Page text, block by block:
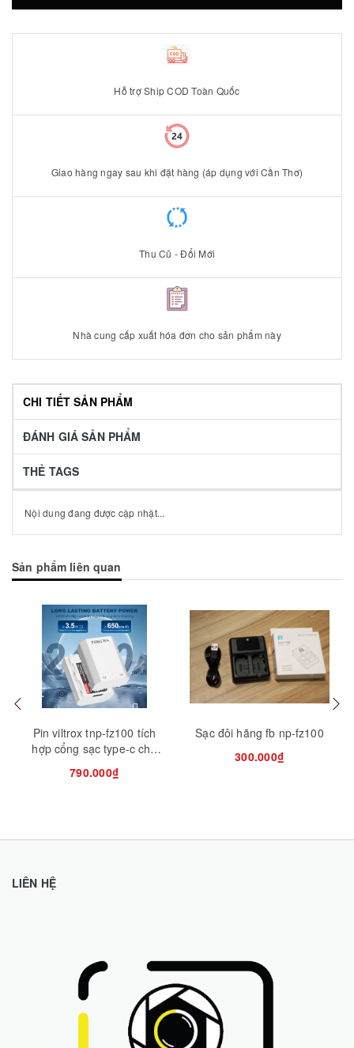
Hỗ trợ Ship COD Toàn Quốc
Giao hàng ngay sau khi đặt hàng (áp dụng với Cần Thơ)
Thu Cũ - Đổi Mới
Nhà cung cấp xuất hóa đơn cho sản phẩm này
CHI TIẾT SẢN PHẨM
ĐÁNH GIÁ SẢN PHẨM
THẺ TAGS
Nội dung đang được cập nhật...
Sản phẩm liên quan
Pin viltrox tnp-fz100 tích
hợp cổng sạc type-c cho
790.000₫
Sạc đôi hãng fb np-fz100
300.000₫
Mua hàng Mua hàng
LIÊN HỆ